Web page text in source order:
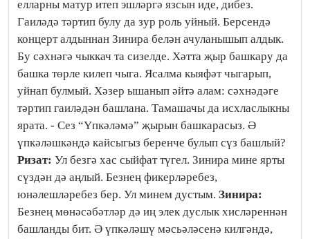
елларны матур итеп эшләргә язсын иде, дибез.
Гаиләдә тәртип булу да зур роль уйный. Берсендә
концерт алдыннан Зинира белән ачуланышып алдык.
Бу сәхнәгә чыккач та сизелде. Хәтта җыр башкару да
башка төрле килеп чыга. Ясалма кыяфәт чыгарып,
уйнап булмый. Хәзер ышанып әйтә алам: сәхнәдәге
тәртип гаиләдән башлана. Тамашачы да исхласлыкны
ярата. - Сез “Үпкәләмә” җырын башкарасыз. Ә
үпкәләшкәндә кайсыгыз беренче булып сүз башлый?
Ризат: Ул безгә хас сыйфат түгел. Зинира мине ярты
сүздән дә аңлый. Безнең фикерләребез,
юнәлешләребез бер. Ул минем дустым. Зинира:
Безнең мөнәсәбәтләр дә иң элек дуслык хисләреннән
башланды бит. Ә үпкәләшү мәсьәләсенә килгәндә,